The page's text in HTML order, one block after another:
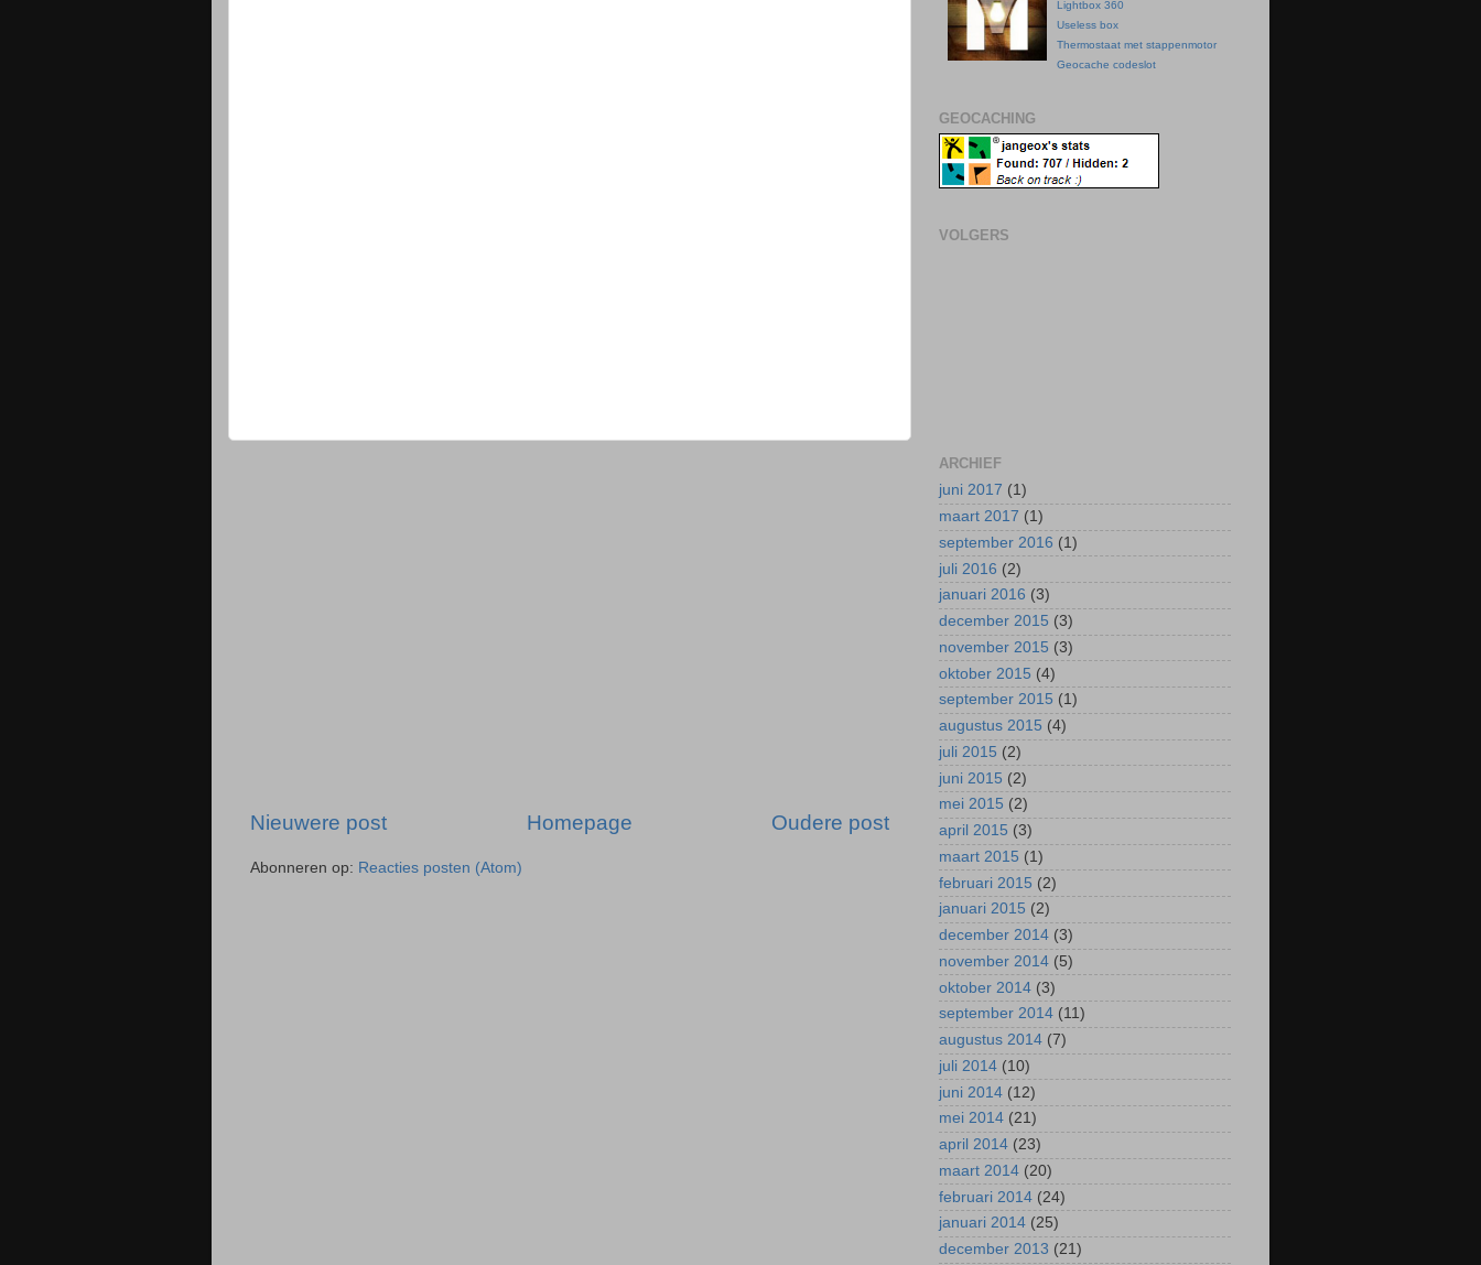
Nieuwere post Oudere post
Homepage
Abonneren op: Reacties posten (Atom)
Lightbox 360
Useless box
Thermostaat met stappenmotor
Geocache codeslot
GEOCACHING
VOLGERS
ARCHIEF
juni 2017 (1)
maart 2017 (1)
september 2016 (1)
juli 2016 (2)
januari 2016 (3)
december 2015 (3)
november 2015 (3)
oktober 2015 (4)
september 2015 (1)
augustus 2015 (4)
juli 2015 (2)
juni 2015 (2)
mei 2015 (2)
april 2015 (3)
maart 2015 (1)
februari 2015 (2)
januari 2015 (2)
december 2014 (3)
november 2014 (5)
oktober 2014 (3)
september 2014 (11)
augustus 2014 (7)
juli 2014 (10)
juni 2014 (12)
mei 2014 (21)
april 2014 (23)
maart 2014 (20)
februari 2014 (24)
januari 2014 (25)
december 2013 (21)